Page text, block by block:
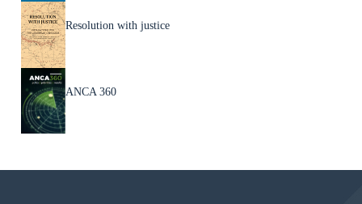
Resolution with justice
ANCA 360